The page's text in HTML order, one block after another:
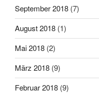
September 2018 (7)
August 2018 (1)
Mai 2018 (2)
März 2018 (9)
Februar 2018 (9)